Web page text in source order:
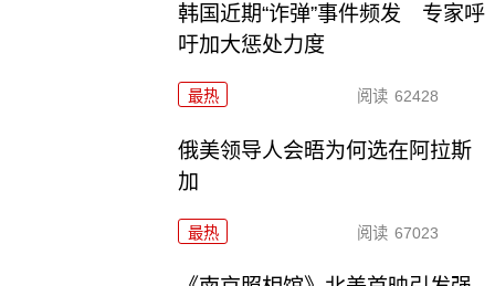
韩国近期“诈弹”事件频发 专家呼
吁加大惩处力度
最热 阅读 62428
俄美领导人会晤为何选在阿拉斯
加
最热 阅读 67023